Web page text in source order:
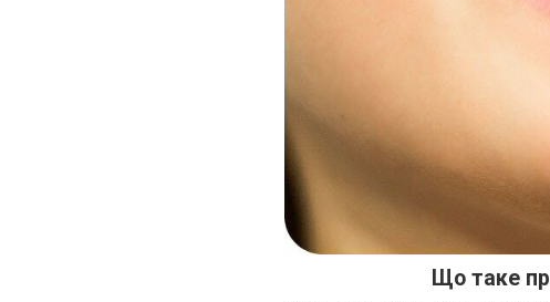
Що таке